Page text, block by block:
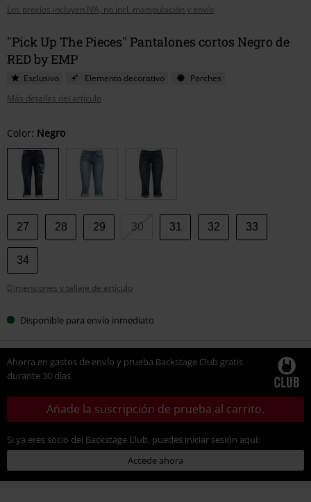
Los precios incluyen IVA, no incl. manipulación y envío
"Pick Up The Pieces" Pantalones cortos Negro de
RED by EMP
Exclusivo Elemento decorativo
Parches
Más detalles del artículo
Elige
tu
talla
Color: Negro
27 28 29 30 31 32 33
34
Dimensiones y tallaje de artículo
Disponible para envío inmediato
Ahorra en gastos de envío y prueba Backstage Club gratis
durante 30 días
Añade la suscripción de prueba al carrito.
Si ya eres socio del Backstage Club, puedes iniciar sesión aquí:
Accede ahora